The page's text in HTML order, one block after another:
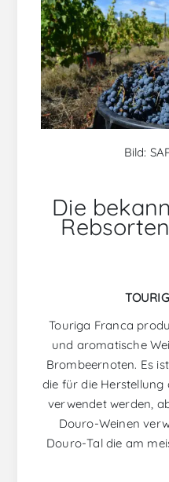
Bild:
Die
Touriga Franca
und aromatische
Brombeernoten. Es
die für die
verwendet werden,
Douro-Weinen
Douro-Tal die am